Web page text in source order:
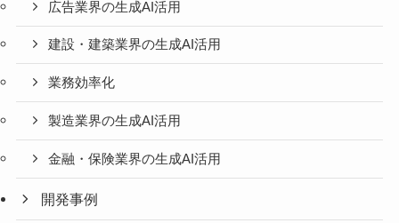
広告業界の生成AI活用
建設・建築業界の生成AI活用
業務効率化
製造業界の生成AI活用
金融・保険業界の生成AI活用
開発事例